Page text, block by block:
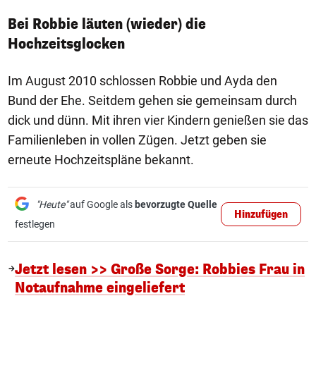
Bei Robbie läuten (wieder) die
Hochzeitsglocken
Im August 2010 schlossen Robbie und Ayda den
Bund der Ehe. Seitdem gehen sie gemeinsam durch
dick und dünn. Mit ihren vier Kindern genießen sie das
Familienleben in vollen Zügen. Jetzt geben sie
erneute Hochzeitspläne bekannt.
"Heute"auf Google als bevorzugte Quelle
festlegen
Hinzufügen
Jetzt lesen >> Große Sorge: Robbies Frau in
Notaufnahme eingeliefert